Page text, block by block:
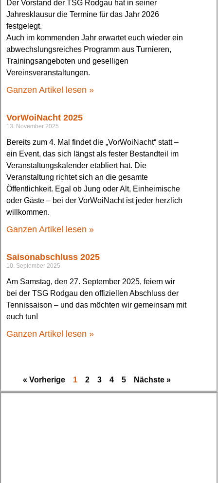
Der Vorstand der TSG Rodgau hat in seiner
Jahresklausur die Termine für das Jahr 2026
festgelegt.
Auch im kommenden Jahr erwartet euch wieder ein
abwechslungsreiches Programm aus Turnieren,
Trainingsangeboten und geselligen
Vereinsveranstaltungen.
Ganzen Artikel lesen »
VorWoiNacht 2025
13. November 2025
Bereits zum 4. Mal findet die „VorWoiNacht“ statt –
ein Event, das sich längst als fester Bestandteil im
Veranstaltungskalender etabliert hat. Die
Veranstaltung richtet sich an die gesamte
Öffentlichkeit. Egal ob Jung oder Alt, Einheimische
oder Gäste – bei der VorWoiNacht ist jeder herzlich
willkommen.
Ganzen Artikel lesen »
Saisonabschluss 2025
10. September 2025
Am Samstag, den 27. September 2025, feiern wir
bei der TSG Rodgau den offiziellen Abschluss der
Tennissaison – und das möchten wir gemeinsam mit
euch tun!
Ganzen Artikel lesen »
« Vorherige 1 2 3 4 5 Nächste »